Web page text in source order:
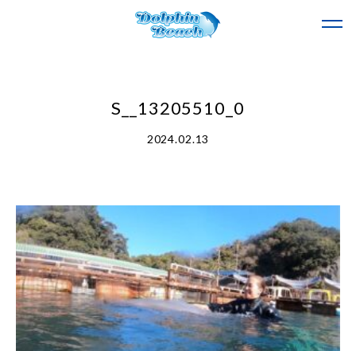
S__13205510_0
2024.02.13